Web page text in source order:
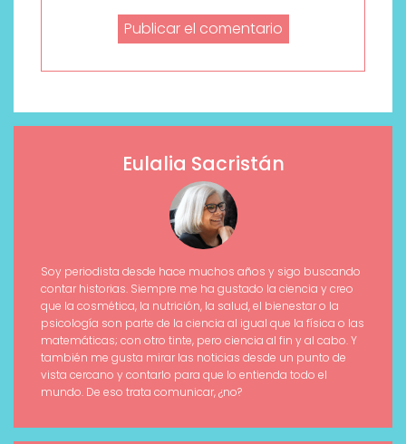
Eulalia Sacristán
Soy periodista desde hace muchos años y sigo buscando
contar historias. Siempre me ha gustado la ciencia y creo
que la cosmética, la nutrición, la salud, el bienestar o la
psicología son parte de la ciencia al igual que la física o las
matemáticas; con otro tinte, pero ciencia al fin y al cabo. Y
también me gusta mirar las noticias desde un punto de
vista cercano y contarlo para que lo entienda todo el
mundo. De eso trata comunicar, ¿no?